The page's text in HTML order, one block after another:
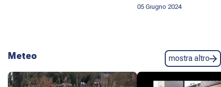
05 Giugno 2024
Meteo mostra altro